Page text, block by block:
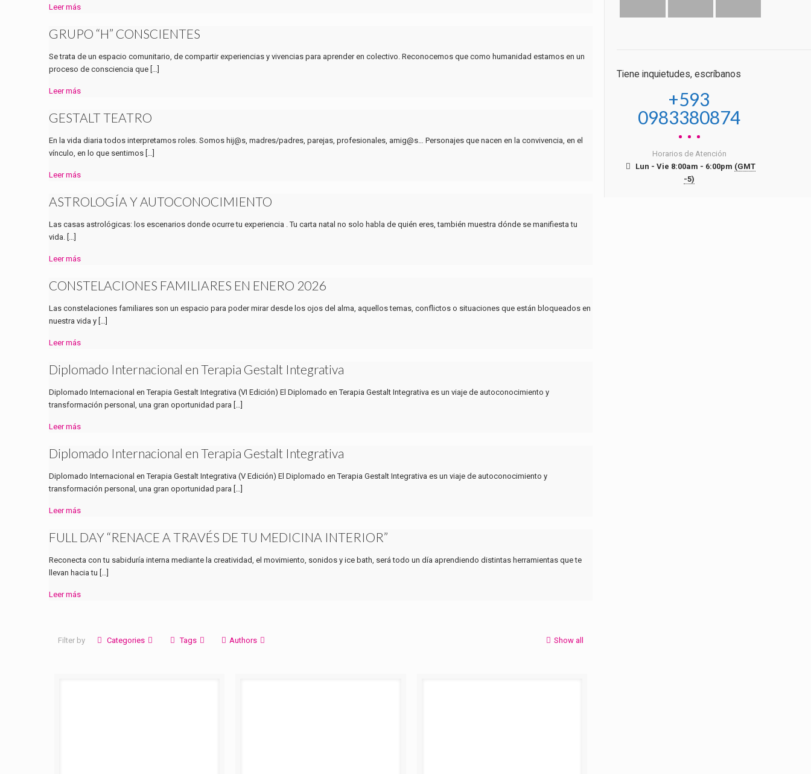
Leer más
GRUPO “H” CONSCIENTES
Se trata de un espacio comunitario, de compartir experiencias y vivencias para aprender en colectivo. Reconocemos que como humanidad estamos en un
proceso de consciencia que […]
Leer más
GESTALT TEATRO
En la vida diaria todos interpretamos roles. Somos hij@s, madres/padres, parejas, profesionales, amig@s… Personajes que nacen en la convivencia, en el
vínculo, en lo que sentimos […]
Leer más
ASTROLOGÍA Y AUTOCONOCIMIENTO
Las casas astrológicas: los escenarios donde ocurre tu experiencia . Tu carta natal no solo habla de quién eres, también muestra dónde se manifiesta tu
vida. […]
Leer más
CONSTELACIONES FAMILIARES EN ENERO 2026
Las constelaciones familiares son un espacio para poder mirar desde los ojos del alma, aquellos temas, conflictos o situaciones que están bloqueados en
nuestra vida y […]
Leer más
Diplomado Internacional en Terapia Gestalt Integrativa
Diplomado Internacional en Terapia Gestalt Integrativa (VI Edición) El Diplomado en Terapia Gestalt Integrativa es un viaje de autoconocimiento y
transformación personal, una gran oportunidad para […]
Leer más
Diplomado Internacional en Terapia Gestalt Integrativa
Diplomado Internacional en Terapia Gestalt Integrativa (V Edición) El Diplomado en Terapia Gestalt Integrativa es un viaje de autoconocimiento y
transformación personal, una gran oportunidad para […]
Leer más
FULL DAY “RENACE A TRAVÉS DE TU MEDICINA INTERIOR”
Reconecta con tu sabiduría interna mediante la creatividad, el movimiento, sonidos y ice bath, será todo un día aprendiendo distintas herramientas que te
llevan hacia tu […]
Leer más
Filter by Categories Tags Authors Show all
Tiene inquietudes, escríbanos
+593
0983380874
Horarios de Atención
Lun - Vie 8:00am - 6:00pm (GMT
-5)